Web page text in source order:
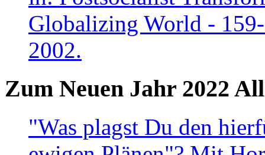
Globalizing World -
2002.
Zum Neuen Jahr 2022
"Was plagst Du den